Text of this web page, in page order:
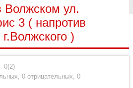
ул.
3 ( напротив
)
0(2)
, 0 отрицательных, 0